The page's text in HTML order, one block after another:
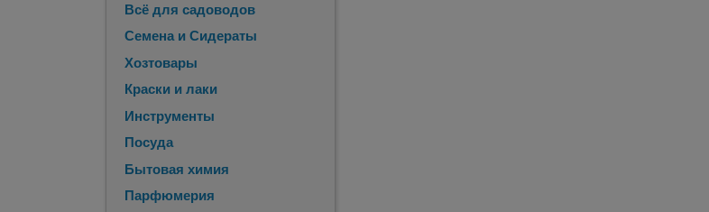
Всё для садоводов
Семена и Сидераты
Хозтовары
Краски и лаки
Инструменты
Посуда
Бытовая химия
Парфюмерия